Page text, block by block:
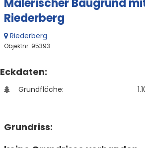
Malerischer Baugrund
Riederberg
Riederberg
Objektnr: 95393
Eckdaten:
Grundfläche:
Grundriss: